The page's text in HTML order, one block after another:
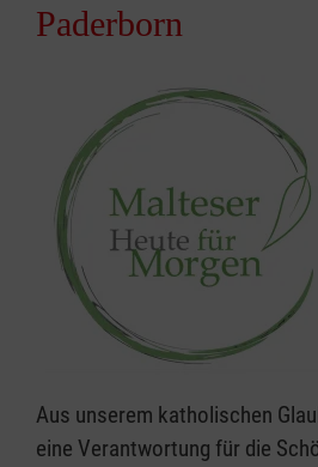
Paderborn
Aus unserem katholischen
eine Verantwortung für die